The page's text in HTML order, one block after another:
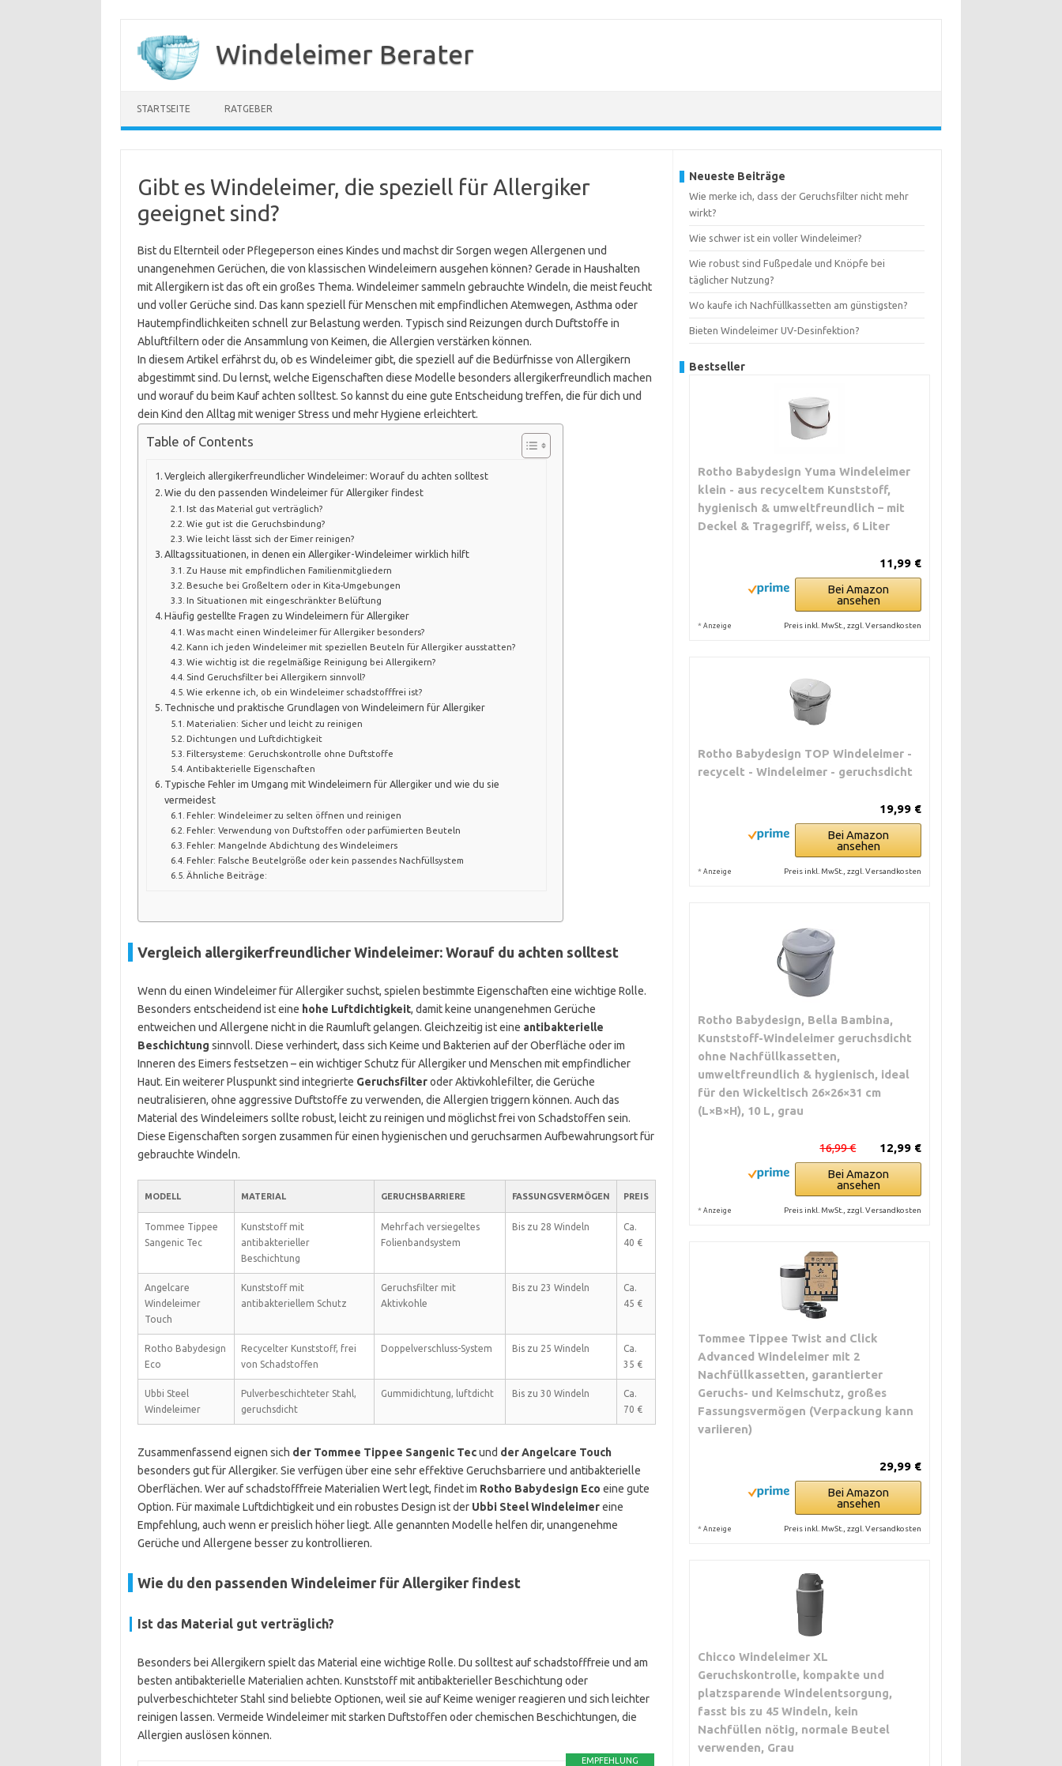
springen
Windeleimer Berater
STARTSEITE RATGEBER
Gibt es Windeleimer, die speziell für Allergiker
geeignet sind?
Bist du Elternteil oder Pflegeperson eines Kindes und machst dir Sorgen wegen Allergenen und
unangenehmen Gerüchen, die von klassischen Windeleimern ausgehen können? Gerade in Haushalten
mit Allergikern ist das oft ein großes Thema. Windeleimer sammeln gebrauchte Windeln, die meist feucht
und voller Gerüche sind. Das kann speziell für Menschen mit empfindlichen Atemwegen, Asthma oder
Hautempfindlichkeiten schnell zur Belastung werden. Typisch sind Reizungen durch Duftstoffe in
Abluftfiltern oder die Ansammlung von Keimen, die Allergien verstärken können.
In diesem Artikel erfährst du, ob es Windeleimer gibt, die speziell auf die Bedürfnisse von Allergikern
abgestimmt sind. Du lernst, welche Eigenschaften diese Modelle besonders allergikerfreundlich machen
und worauf du beim Kauf achten solltest. So kannst du eine gute Entscheidung treffen, die für dich und
dein Kind den Alltag mit weniger Stress und mehr Hygiene erleichtert.
Table of Contents
Vergleich allergikerfreundlicher Windeleimer: Worauf du achten solltest
Wie du den passenden Windeleimer für Allergiker findest
Ist das Material gut verträglich?
Wie gut ist die Geruchsbindung?
Wie leicht lässt sich der Eimer reinigen?
Alltagssituationen, in denen ein Allergiker-Windeleimer wirklich hilft
Zu Hause mit empfindlichen Familienmitgliedern
Besuche bei Großeltern oder in Kita-Umgebungen
In Situationen mit eingeschränkter Belüftung
Häufig gestellte Fragen zu Windeleimern für Allergiker
Was macht einen Windeleimer für Allergiker besonders?
Kann ich jeden Windeleimer mit speziellen Beuteln für Allergiker ausstatten?
Wie wichtig ist die regelmäßige Reinigung bei Allergikern?
Sind Geruchsfilter bei Allergikern sinnvoll?
Wie erkenne ich, ob ein Windeleimer schadstofffrei ist?
Technische und praktische Grundlagen von Windeleimern für Allergiker
Materialien: Sicher und leicht zu reinigen
Dichtungen und Luftdichtigkeit
Filtersysteme: Geruchskontrolle ohne Duftstoffe
Antibakterielle Eigenschaften
Typische Fehler im Umgang mit Windeleimern für Allergiker und wie du sie
vermeidest
Fehler: Windeleimer zu selten öffnen und reinigen
Fehler: Verwendung von Duftstoffen oder parfümierten Beuteln
Fehler: Mangelnde Abdichtung des Windeleimers
Fehler: Falsche Beutelgröße oder kein passendes Nachfüllsystem
Ähnliche Beiträge:
Vergleich allergikerfreundlicher Windeleimer: Worauf du achten solltest
Wenn du einen Windeleimer für Allergiker suchst, spielen bestimmte Eigenschaften eine wichtige Rolle.
Besonders entscheidend ist eine hohe Luftdichtigkeit, damit keine unangenehmen Gerüche
entweichen und Allergene nicht in die Raumluft gelangen. Gleichzeitig ist eine antibakterielle
Beschichtung sinnvoll. Diese verhindert, dass sich Keime und Bakterien auf der Oberfläche oder im
Inneren des Eimers festsetzen – ein wichtiger Schutz für Allergiker und Menschen mit empfindlicher
Haut. Ein weiterer Pluspunkt sind integrierte Geruchsfilteroder Aktivkohlefilter, die Gerüche
neutralisieren, ohne aggressive Duftstoffe zu verwenden, die Allergien triggern können. Auch das
Material des Windeleimers sollte robust, leicht zu reinigen und möglichst frei von Schadstoffen sein.
Diese Eigenschaften sorgen zusammen für einen hygienischen und geruchsarmen Aufbewahrungsort für
gebrauchte Windeln.
MODELL MATERIAL GERUCHSBARRIERE FASSUNGSVERMÖGEN PREIS
Tommee Tippee
Sangenic Tec
Kunststoff mit
antibakterieller
Beschichtung
Mehrfach versiegeltes
Folienbandsystem
Bis zu 28 Windeln
Ca.
40 €
Angelcare
Windeleimer
Touch
Kunststoff mit
antibakteriellem Schutz
Geruchsfilter mit
Aktivkohle
Bis zu 23 Windeln
Ca.
45 €
Rotho Babydesign
Eco
Recycelter Kunststoff, frei
von Schadstoffen
Doppelverschluss-System Bis zu 25 Windeln
Ca.
35 €
Ubbi Steel
Windeleimer
Pulverbeschichteter Stahl,
geruchsdicht
Gummidichtung, luftdicht Bis zu 30 Windeln
Ca.
70 €
Zusammenfassend eignen sich der Tommee Tippee Sangenic Tecund der Angelcare Touch
besonders gut für Allergiker. Sie verfügen über eine sehr effektive Geruchsbarriere und antibakterielle
Oberflächen. Wer auf schadstofffreie Materialien Wert legt, findet im Rotho Babydesign Eco eine gute
Option. Für maximale Luftdichtigkeit und ein robustes Design ist der Ubbi Steel Windeleimereine
Empfehlung, auch wenn er preislich höher liegt. Alle genannten Modelle helfen dir, unangenehme
Gerüche und Allergene besser zu kontrollieren.
Wie du den passenden Windeleimer für Allergiker findest
Ist das Material gut verträglich?
Besonders bei Allergikern spielt das Material eine wichtige Rolle. Du solltest auf schadstofffreie und am
besten antibakterielle Materialien achten. Kunststoff mit antibakterieller Beschichtung oder
pulverbeschichteter Stahl sind beliebte Optionen, weil sie auf Keime weniger reagieren und sich leichter
reinigen lassen. Vermeide Windeleimer mit starken Duftstoffen oder chemischen Beschichtungen, die
Allergien auslösen können.
EMPFEHLUNG
Neueste Beiträge
Wie merke ich, dass der Geruchsfilter nicht mehr
wirkt?
Wie schwer ist ein voller Windeleimer?
Wie robust sind Fußpedale und Knöpfe bei
täglicher Nutzung?
Wo kaufe ich Nachfüllkassetten am günstigsten?
Bieten Windeleimer UV-Desinfektion?
Bestseller
Rotho Babydesign Yuma Windeleimer
klein - aus recyceltem Kunststoff,
hygienisch & umweltfreundlich – mit
Deckel & Tragegriff, weiss, 6 Liter
11,99 €
Bei Amazon
ansehen
* Anzeige Preis inkl. MwSt., zzgl. Versandkosten
Rotho Babydesign TOP Windeleimer -
recycelt - Windeleimer - geruchsdicht
19,99 €
Bei Amazon
ansehen
* Anzeige Preis inkl. MwSt., zzgl. Versandkosten
Rotho Babydesign, Bella Bambina,
Kunststoff-Windeleimer geruchsdicht
ohne Nachfüllkassetten,
umweltfreundlich & hygienisch, ideal
für den Wickeltisch 26×26×31 cm
(L×B×H), 10 L, grau
12,99 €
16,99 €
Bei Amazon
ansehen
* Anzeige Preis inkl. MwSt., zzgl. Versandkosten
Tommee Tippee Twist and Click
Advanced Windeleimer mit 2
Nachfüllkassetten, garantierter
Geruchs- und Keimschutz, großes
Fassungsvermögen (Verpackung kann
variieren)
29,99 €
Bei Amazon
ansehen
* Anzeige Preis inkl. MwSt., zzgl. Versandkosten
Chicco Windeleimer XL
Geruchskontrolle, kompakte und
platzsparende Windelentsorgung,
fasst bis zu 45 Windeln, kein
Nachfüllen nötig, normale Beutel
verwenden, Grau